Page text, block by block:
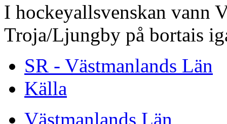
I hockeyallsvenskan vann
Troja/Ljungby på bortais
SR - Västmanlands Län
Källa
Västmanlands Län